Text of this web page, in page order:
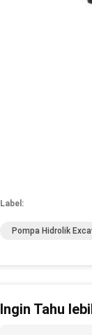
Label:
Pompa Hidrolik
Ingin Tahu